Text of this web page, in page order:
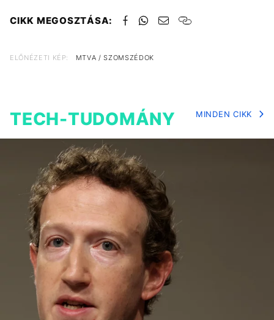
CIKK MEGOSZTÁSA:
ELŐNÉZETI KÉP: MTVA / SZOMSZÉDOK
TECH-TUDOMÁNY MINDEN CIKK